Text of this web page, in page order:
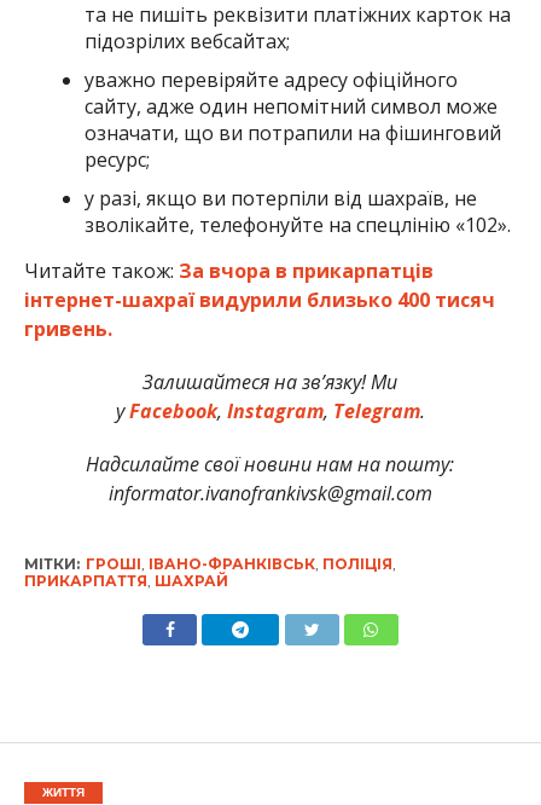
та не пишіть реквізити платіжних карток на
підозрілих вебсайтах;
уважно перевіряйте адресу офіційного
сайту, адже один непомітний символ може
означати, що ви потрапили на фішинговий
ресурс;
у разі, якщо ви потерпіли від шахраїв, не
зволікайте, телефонуйте на спецлінію «102».
Читайте також: За вчора в прикарпатців
інтернет-шахраї видурили близько 400 тисяч
гривень.
Залишайтеся на зв’язку! Ми
уFacebook, Instagram, Telegram.
Надсилайте свої новини нам на пошту:
informator.ivanofrankivsk@gmail.com
МІТКИ: ГРОШІ ІВАНО-ФРАНКІВСЬК, ПОЛІЦІЯ
ПРИКАРПАТТЯ ШАХРАЙ
ЖИТТЯ